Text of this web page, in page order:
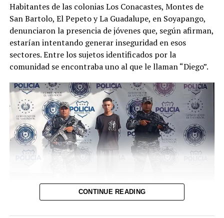
00:00 01:08
Habitantes de las colonias Los Conacastes, Montes de
San Bartolo, El Pepeto y La Guadalupe, en Soyapango,
denunciaron la presencia de jóvenes que, según afirman,
estarían intentando generar inseguridad en esos
sectores. Entre los sujetos identificados por la
comunidad se encontraba uno al que le llaman “Diego”.
Tras la difusión de un video en redes sociales en el que
CONTINUE READING